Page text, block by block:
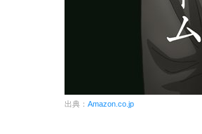
出典： Amazon.co.jp